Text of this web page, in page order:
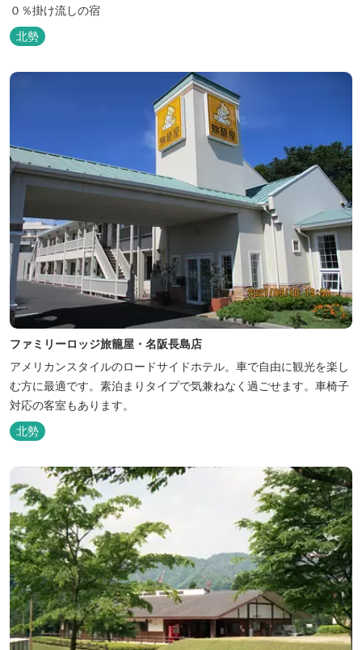
０％掛け流しの宿
北勢
ファミリーロッジ旅籠屋・名阪長島店
アメリカンスタイルのロードサイドホテル。車で自由に観光を楽し
む方に最適です。素泊まりタイプで気兼ねなく過ごせます。車椅子
対応の客室もあります。
北勢